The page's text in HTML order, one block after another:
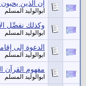
إن الذين
ابوالوليد المسلم
وكذلك نفصِّل
ابوالوليد المسلم
الدعوة إلى
ابوالوليد المسلم
مفهوم القرآن
ابوالوليد المسلم